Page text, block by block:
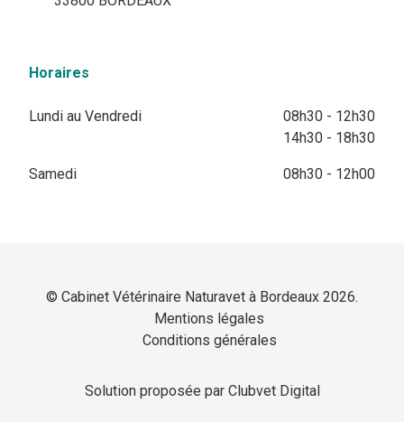
Horaires
Lundi au Vendredi
08h30 - 12h30
14h30 - 18h30
Samedi 08h30 - 12h00
© Cabinet Vétérinaire Naturavet à Bordeaux 2026.
Mentions légales
Conditions générales
Solution proposée par Clubvet Digital